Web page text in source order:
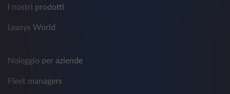
I nostri prodotti
Leasys World
Noleggio per aziende
Fleet managers